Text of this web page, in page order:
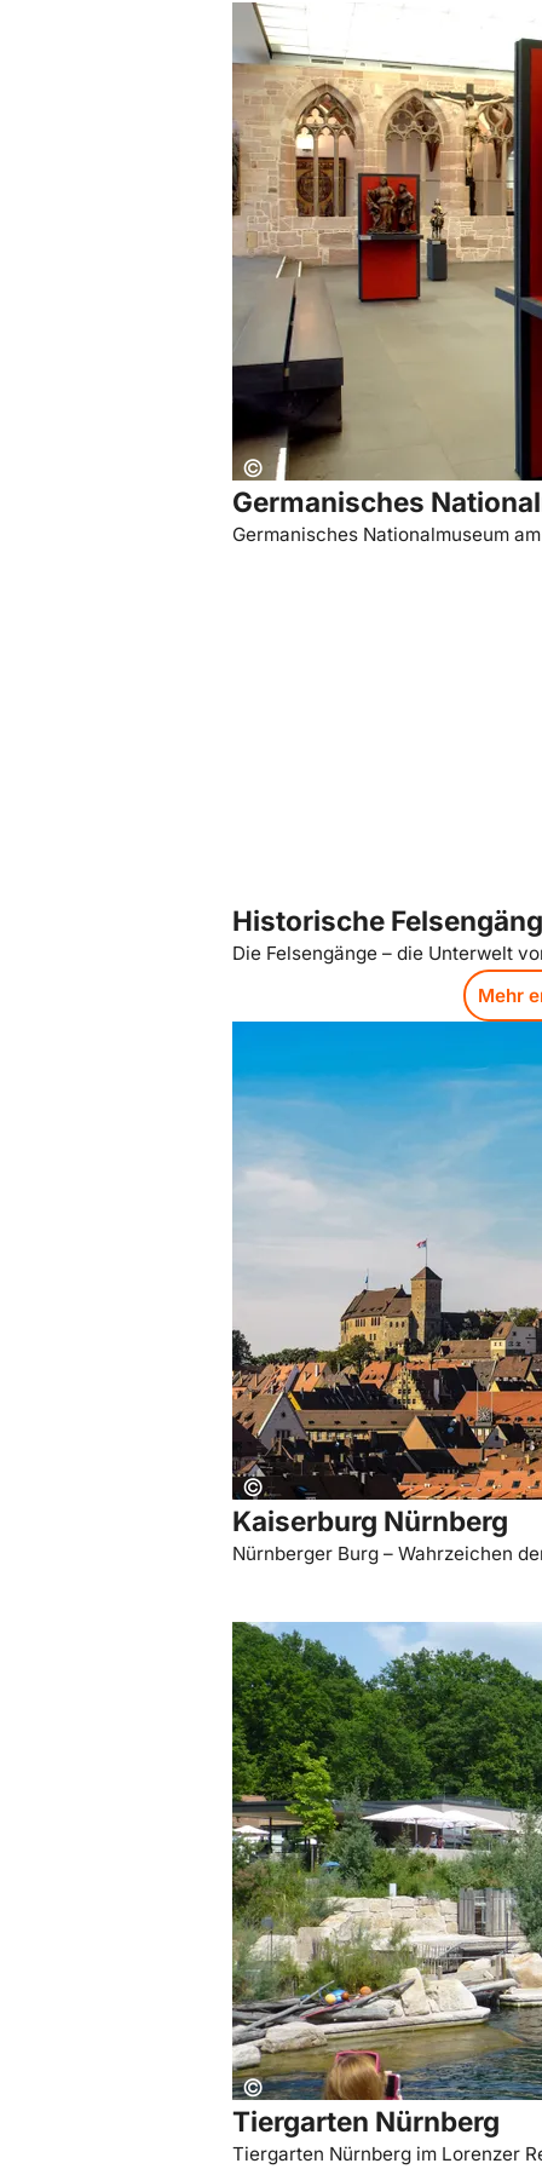
Copyright:
©
Germanisches
Germanisches Nationalmuseum
Mehr erfahren: Germanisches
Historische
Die Felsengänge – die Unterwelt
Mehr
Copyright:
©
Kaiserburg Nürnberg
Nürnberger Burg – Wahrzeichen
Copyright:
©
Tiergarten Nürnberg
Tiergarten Nürnberg im Lorenzer
Mehr erfahren: Tiergarten Nürnberg